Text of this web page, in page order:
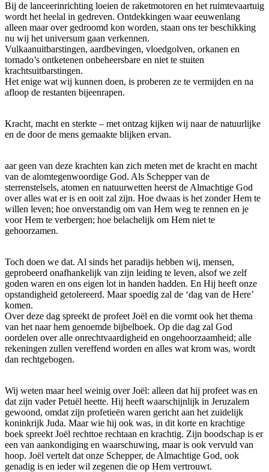
Bij de lanceerinrichting loeien de raketmotoren en het ruimtevaartuig
wordt het heelal in gedreven. Ontdekkingen waar eeuwenlang
alleen maar over gedroomd kon worden, staan ons ter beschikking
nu wij het universum gaan verkennen.
Vulkaanuitbarstingen, aardbevingen, vloedgolven, orkanen en
tornado’s ontketenen onbeheersbare en niet te stuiten
krachtsuitbarstingen.
Het enige wat wij kunnen doen, is proberen ze te vermijden en na
afloop de restanten bijeenrapen.
Kracht, macht en sterkte – met ontzag kijken wij naar de natuurlijke
en de door de mens gemaakte blijken ervan.
aar geen van deze krachten kan zich meten met de kracht en macht
van de alomtegenwoordige God. Als Schepper van de
sterrenstelsels, atomen en natuurwetten heerst de Almachtige God
over alles wat er is en ooit zal zijn. Hoe dwaas is het zonder Hem te
willen leven; hoe onverstandig om van Hem weg te rennen en je
voor Hem te verbergen; hoe belachelijk om Hem niet te
gehoorzamen.
Toch doen we dat. Al sinds het paradijs hebben wij, mensen,
geprobeerd onafhankelijk van zijn leiding te leven, alsof we zelf
goden waren en ons eigen lot in handen hadden. En Hij heeft onze
opstandigheid getolereerd. Maar spoedig zal de ‘dag van de Here’
komen.
Over deze dag spreekt de profeet Joël en die vormt ook het thema
van het naar hem genoemde bijbelboek. Op die dag zal God
oordelen over alle onrechtvaardigheid en ongehoorzaamheid; alle
rekeningen zullen vereffend worden en alles wat krom was, wordt
dan rechtgebogen.
Wij weten maar heel weinig over Joël: alleen dat hij profeet was en
dat zijn vader Petuël heette. Hij heeft waarschijnlijk in Jeruzalem
gewoond, omdat zijn profetieën waren gericht aan het zuidelijk
koninkrijk Juda. Maar wie hij ook was, in dit korte en krachtige
boek spreekt Joël rechttoe rechtaan en krachtig. Zijn boodschap is er
een van aankondiging en waarschuwing, maar is ook vervuld van
hoop. Joël vertelt dat onze Schepper, de Almachtige God, ook
genadig is en ieder wil zegenen die op Hem vertrouwt.